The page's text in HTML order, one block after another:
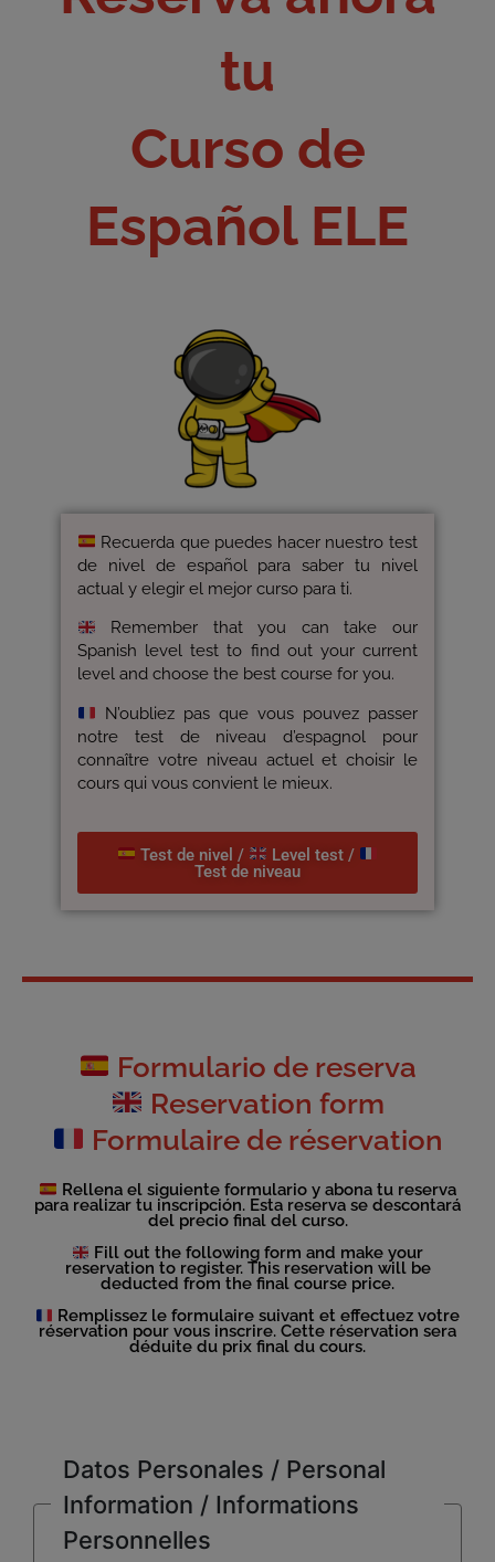
tu
Curso de
Español ELE
Recuerda que puedes hacer nuestro test
de nivel de español para saber tu nivel
actual y elegir el mejor curso para ti.
Remember that you can take our
Spanish level test to find out your current
level and choose the best course for you.
N’oubliez pas que vous pouvez passer
notre test de niveau d’espagnol pour
connaître votre niveau actuel et choisir le
cours qui vous convient le mieux.
Test de nivel /
Level test /
Test de niveau
Formulario de reserva
Reservation form
Formulaire de réservation
Rellena el siguiente formulario y abona tu reserva
para realizar tu inscripción. Esta reserva se descontará
del precio final del curso.
Fill out the following form and make your
reservation to register. This reservation will be
deducted from the final course price.
Remplissez le formulaire suivant et effectuez votre
réservation pour vous inscrire. Cette réservation sera
déduite du prix final du cours.
Datos Personales / Personal
Information / Informations
Personnelles